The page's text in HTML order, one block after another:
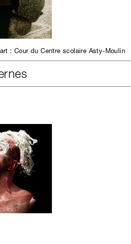
: Cour du Centre scolaire Asty-Moulin